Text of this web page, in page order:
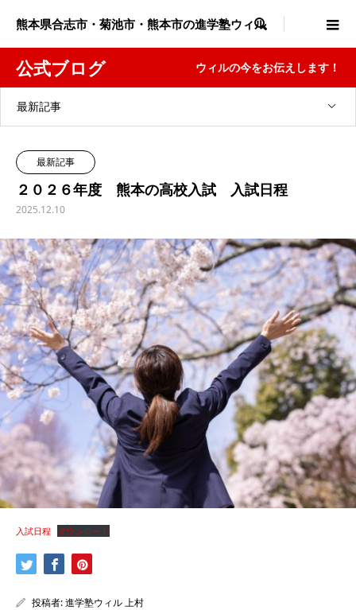
熊本県合志市・菊池市・熊本市の進学塾ウィル

公式ブログ ウィルの今をお伝えします！
最新記事
最新記事
２０２６年度 熊本の高校入試 入試日程
2025.12.10
入試日程 ダウンロード
投稿者:進学塾ウィル 上村